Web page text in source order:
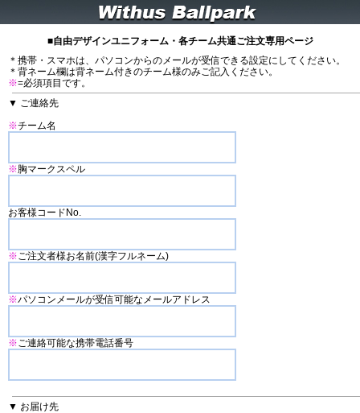
■自由デザインユニフォーム・各チーム共通ご注文専用ページ
＊携帯・スマホは、パソコンからのメールが受信できる設定にしてください。
＊背ネーム欄は背ネーム付きのチーム様のみご記入ください。
※=必須項目です。
▼ ご連絡先
※チーム名
※ 胸マークスペル
お客様コードNo.
※ご注文者様お名前(漢字フルネーム)
※パソコンメールが受信可能なメールアドレス
※ご連絡可能な携帯電話番号
▼ お届け先